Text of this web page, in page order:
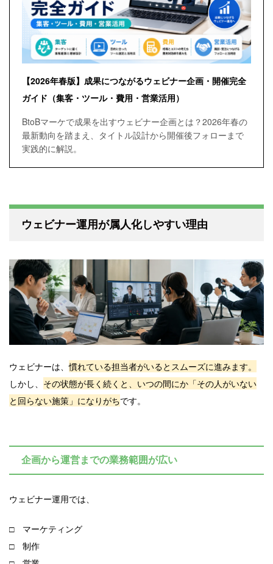
【2026年春版】成果につながるウェビナー企画・開催完全
ガイド（集客・ツール・費用・営業活用）
BtoBマーケで成果を出すウェビナー企画とは？2026年春の
最新動向を踏まえ、タイトル設計から開催後フォローまで
実践的に解説。
ウェビナー運用が属人化しやすい理由
ウェビナーは、慣れている担当者がいるとスムーズに進みます。
しかし、 その状態が長く続くと、いつの間にか「その人がいない
と回らない施策」になりがちです。
企画から運営までの業務範囲が広い
ウェビナー運用では、
□ マーケティング
□ 制作